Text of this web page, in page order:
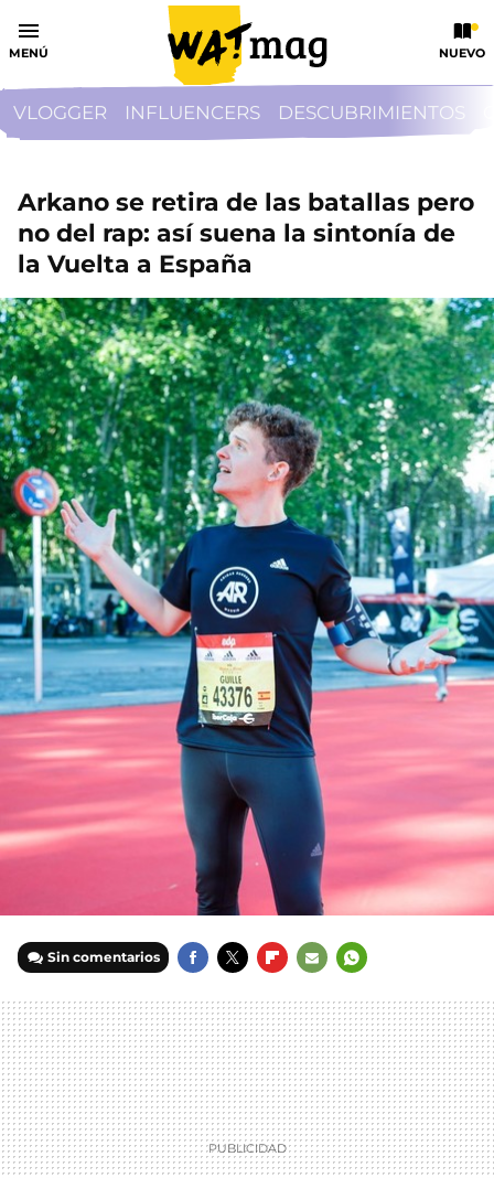
MENÚ NUEVO
VLOGGER INFLUENCERS DESCUBRIMIENTOS
Arkano se retira de las batallas pero
no del rap: así suena la sintonía de
la Vuelta a España
Sin comentarios
MAIL